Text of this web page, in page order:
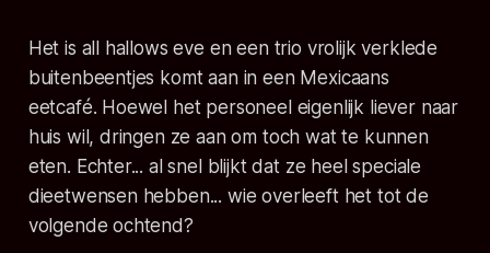
Het is all hallows eve en een trio vrolijk verklede
buitenbeentjes komt aan in een Mexicaans
eetcafé. Hoewel het personeel eigenlijk liever naar
huis wil, dringen ze aan om toch wat te kunnen
eten. Echter... al snel blijkt dat ze heel speciale
dieetwensen hebben... wie overleeft het tot de
volgende ochtend?